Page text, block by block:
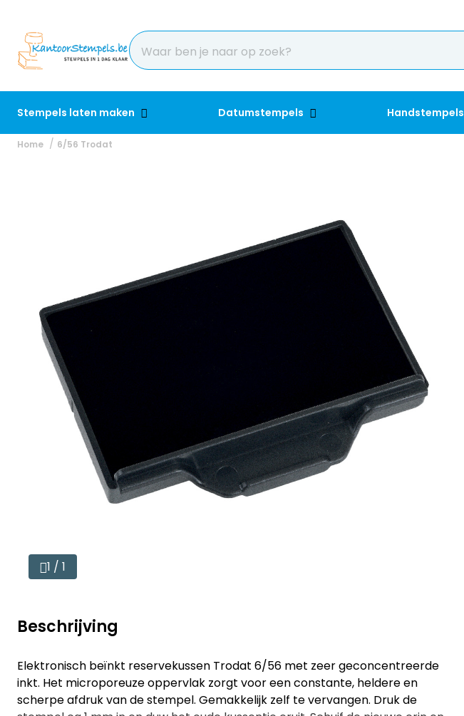
Stempels laten maken Datumstempels Handstempels
Home 6/56 Trodat
1 / 1
Beschrijving
Elektronisch beïnkt reservekussen Trodat 6/56 met zeer geconcentreerde
inkt. Het microporeuze oppervlak zorgt voor een constante, heldere en
scherpe afdruk van de stempel. Gemakkelijk zelf te vervangen. Druk de